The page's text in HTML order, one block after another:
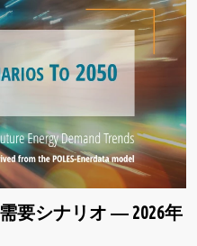
要シナリオ ― 2026年